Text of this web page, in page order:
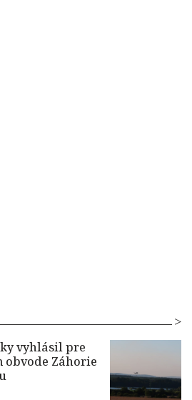
vyhlásil pre
obvode Záhorie